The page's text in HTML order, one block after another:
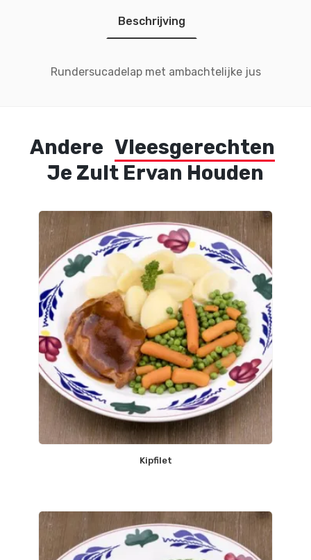
Beschrijving
Rundersucadelap met ambachtelijke jus
Andere Vleesgerechten
Je Zult Ervan Houden
Kipfilet